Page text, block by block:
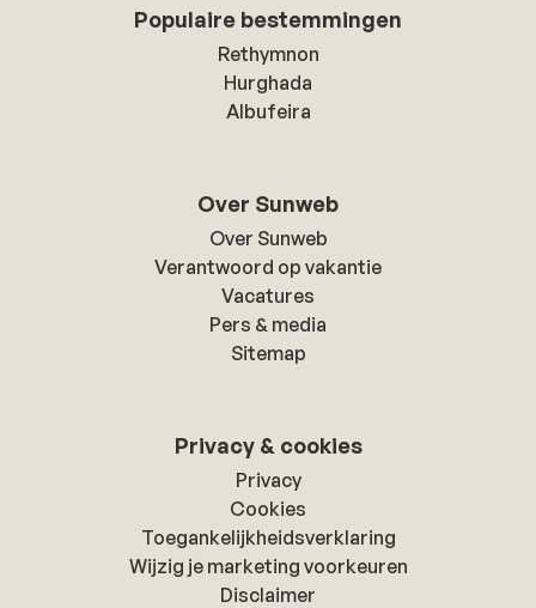
Populaire bestemmingen
Rethymnon
Hurghada
Albufeira
Over Sunweb
Over Sunweb
Verantwoord op vakantie
Vacatures
Pers & media
Sitemap
Privacy & cookies
Privacy
Cookies
Toegankelijkheidsverklaring
Wijzig je marketing voorkeuren
Disclaimer